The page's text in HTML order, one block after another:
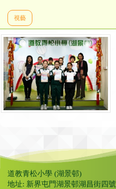
視藝
道教青松小學 (湖景邨)
地址: 新界屯門湖景邨湖昌街四號